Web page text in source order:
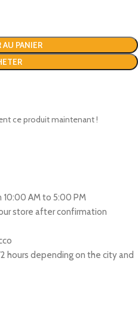
AU PANIER
ce produit maintenant !
10:00 AM to 5:00 PM
store after confirmation
hours depending on the city and